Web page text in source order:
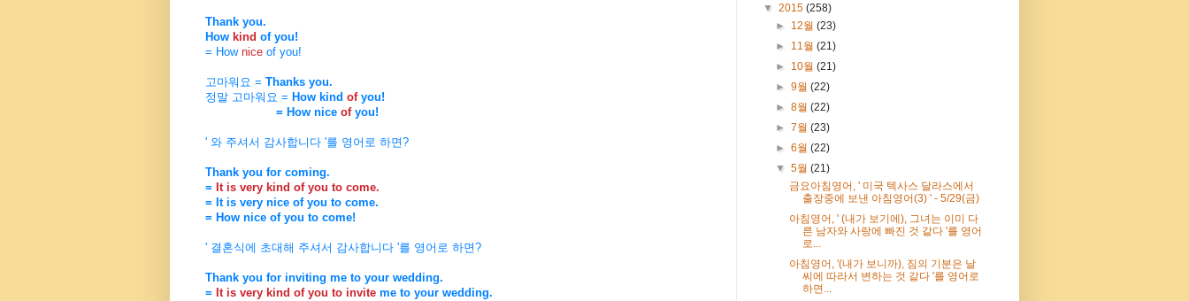
Thank you.
How kind of you!
= Hownice of you!
고마워요 = Thanks you.
정말 고마워요 = How kind of you!
= How nice ofyou!
' 와 주셔서 감사합니다 '를 영어로 하면?
Thank you for coming.
= It is very kind of you to come.
= It is very nice of you to come.
= How nice of you to come!
' 결혼식에 초대해 주셔서 감사합니다 '를 영어로 하면?
Thank you for inviting me to your wedding.
= It is very kind of you to invite me to your wedding.
▼ 2015 (258)
► 12월(23)
► 11월(21)
► 10월(21)
►9월(22)
►8월(22)
►7월(23)
►6월(22)
▼5월(21)
금요아침영어, ' 미국 텍사스 달라스에서
출장중에 보낸 아침영어(3) ' - 5/29(금)
아침영어, ' (내가 보기에), 그녀는 이미 다
른 남자와 사랑에 빠진 것 같다 '를 영어
로...
아침영어, '(내가 보니까), 짐의 기분은 날
씨에 따라서 변하는 것 같다 '를 영어로
하면...